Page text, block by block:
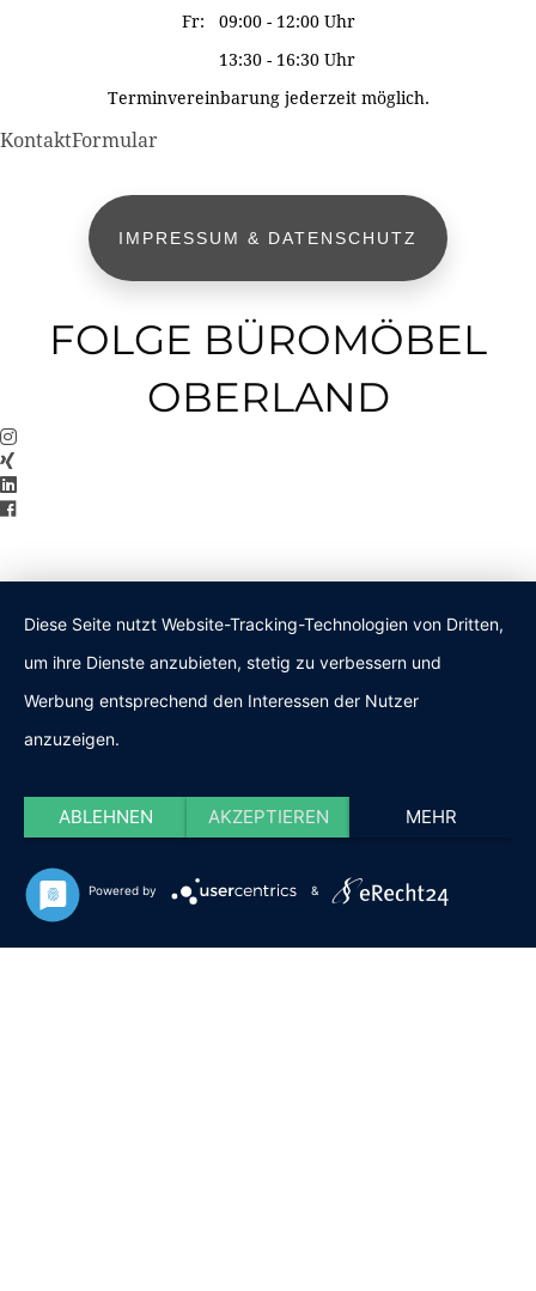
Fr: 09:00 - 12:00 Uhr
13:30 - 16:30 Uhr
Terminvereinbarung jederzeit möglich.
KontaktFormular
IMPRESSUM & DATENSCHUTZ
FOLGE BÜROMÖBEL
OBERLAND
Diese Seite nutzt Website-Tracking-Technologien von Dritten,
um ihre Dienste anzubieten, stetig zu verbessern und
Werbung entsprechend den Interessen der Nutzer
anzuzeigen.
ABLEHNEN AKZEPTIEREN MEHR
Powered by &